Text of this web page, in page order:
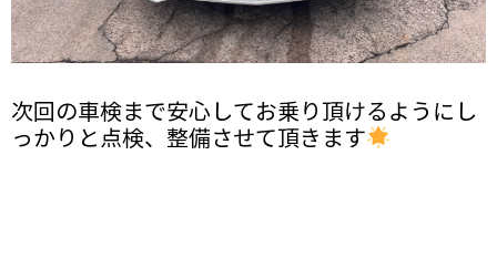
次回の車検まで安心してお乗り頂けるようにし
っかりと点検、整備させて頂きます